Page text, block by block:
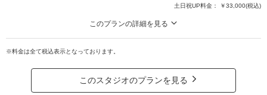
プラン詳細
撮影料 新婦衣装 新郎衣装
着付け
アルバム データ 100カット 台紙付写真
会食
土日祝UP料金：
￥33,000(税込)
このプランの詳細を見る
可愛いペットとの素敵な写真をチームUKが撮影!! ペットとのウェディングフォ
トならこのプランで決まり！！
挙式をされない方など家族との素敵な瞬間を残したい方ぜひ！！
⚫️撮影 1.5時間 データ100カット
※料金は全て税込表示となっております。
このスタジオのプランを見る